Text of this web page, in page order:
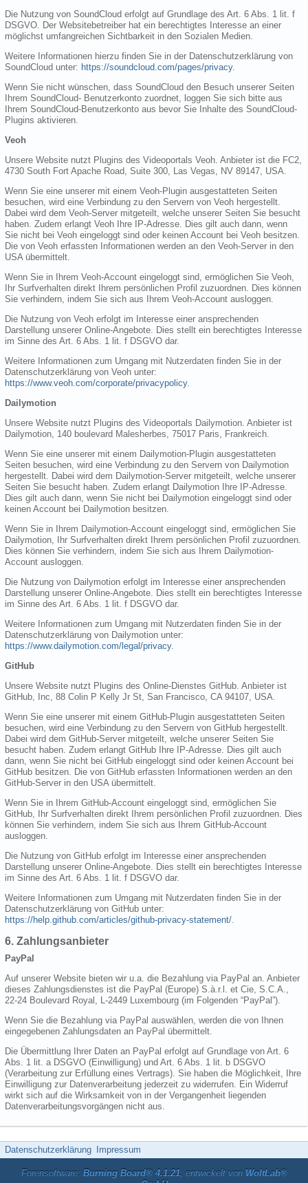
Die Nutzung von SoundCloud erfolgt auf Grundlage des Art. 6 Abs. 1 lit. f
DSGVO. Der Websitebetreiber hat ein berechtigtes Interesse an einer
möglichst umfangreichen Sichtbarkeit in den Sozialen Medien.
Weitere Informationen hierzu finden Sie in der Datenschutzerklärung von
SoundCloud unter: https://soundcloud.com/pages/privacy.
Wenn Sie nicht wünschen, dass SoundCloud den Besuch unserer Seiten
Ihrem SoundCloud- Benutzerkonto zuordnet, loggen Sie sich bitte aus
Ihrem SoundCloud-Benutzerkonto aus bevor Sie Inhalte des SoundCloud-
Plugins aktivieren.
Veoh
Unsere Website nutzt Plugins des Videoportals Veoh. Anbieter ist die FC2,
4730 South Fort Apache Road, Suite 300, Las Vegas, NV 89147, USA.
Wenn Sie eine unserer mit einem Veoh-Plugin ausgestatteten Seiten
besuchen, wird eine Verbindung zu den Servern von Veoh hergestellt.
Dabei wird dem Veoh-Server mitgeteilt, welche unserer Seiten Sie besucht
haben. Zudem erlangt Veoh Ihre IP-Adresse. Dies gilt auch dann, wenn
Sie nicht bei Veoh eingeloggt sind oder keinen Account bei Veoh besitzen.
Die von Veoh erfassten Informationen werden an den Veoh-Server in den
USA übermittelt.
Wenn Sie in Ihrem Veoh-Account eingeloggt sind, ermöglichen Sie Veoh,
Ihr Surfverhalten direkt Ihrem persönlichen Profil zuzuordnen. Dies können
Sie verhindern, indem Sie sich aus Ihrem Veoh-Account ausloggen.
Die Nutzung von Veoh erfolgt im Interesse einer ansprechenden
Darstellung unserer Online-Angebote. Dies stellt ein berechtigtes Interesse
im Sinne des Art. 6 Abs. 1 lit. f DSGVO dar.
Weitere Informationen zum Umgang mit Nutzerdaten finden Sie in der
Datenschutzerklärung von Veoh unter:
https://www.veoh.com/corporate/privacypolicy.
Dailymotion
Unsere Website nutzt Plugins des Videoportals Dailymotion. Anbieter ist
Dailymotion, 140 boulevard Malesherbes, 75017 Paris, Frankreich.
Wenn Sie eine unserer mit einem Dailymotion-Plugin ausgestatteten
Seiten besuchen, wird eine Verbindung zu den Servern von Dailymotion
hergestellt. Dabei wird dem Dailymotion-Server mitgeteilt, welche unserer
Seiten Sie besucht haben. Zudem erlangt Dailymotion Ihre IP-Adresse.
Dies gilt auch dann, wenn Sie nicht bei Dailymotion eingeloggt sind oder
keinen Account bei Dailymotion besitzen.
Wenn Sie in Ihrem Dailymotion-Account eingeloggt sind, ermöglichen Sie
Dailymotion, Ihr Surfverhalten direkt Ihrem persönlichen Profil zuzuordnen.
Dies können Sie verhindern, indem Sie sich aus Ihrem Dailymotion-
Account ausloggen.
Die Nutzung von Dailymotion erfolgt im Interesse einer ansprechenden
Darstellung unserer Online-Angebote. Dies stellt ein berechtigtes Interesse
im Sinne des Art. 6 Abs. 1 lit. f DSGVO dar.
Weitere Informationen zum Umgang mit Nutzerdaten finden Sie in der
Datenschutzerklärung von Dailymotion unter:
https://www.dailymotion.com/legal/privacy.
GitHub
Unsere Website nutzt Plugins des Online-Dienstes GitHub. Anbieter ist
GitHub, Inc, 88 Colin P Kelly Jr St, San Francisco, CA 94107, USA.
Wenn Sie eine unserer mit einem GitHub-Plugin ausgestatteten Seiten
besuchen, wird eine Verbindung zu den Servern von GitHub hergestellt.
Dabei wird dem GitHub-Server mitgeteilt, welche unserer Seiten Sie
besucht haben. Zudem erlangt GitHub Ihre IP-Adresse. Dies gilt auch
dann, wenn Sie nicht bei GitHub eingeloggt sind oder keinen Account bei
GitHub besitzen. Die von GitHub erfassten Informationen werden an den
GitHub-Server in den USA übermittelt.
Wenn Sie in Ihrem GitHub-Account eingeloggt sind, ermöglichen Sie
GitHub, Ihr Surfverhalten direkt Ihrem persönlichen Profil zuzuordnen. Dies
können Sie verhindern, indem Sie sich aus Ihrem GitHub-Account
ausloggen.
Die Nutzung von GitHub erfolgt im Interesse einer ansprechenden
Darstellung unserer Online-Angebote. Dies stellt ein berechtigtes Interesse
im Sinne des Art. 6 Abs. 1 lit. f DSGVO dar.
Weitere Informationen zum Umgang mit Nutzerdaten finden Sie in der
Datenschutzerklärung von GitHub unter:
https://help.github.com/articles/github-privacy-statement/
6. Zahlungsanbieter
PayPal
Auf unserer Website bieten wir u.a. die Bezahlung via PayPal an. Anbieter
dieses Zahlungsdienstes ist die PayPal (Europe) S.à.r.l. et Cie, S.C.A.,
22-24 Boulevard Royal, L-2449 Luxembourg (im Folgenden “PayPal”).
Wenn Sie die Bezahlung via PayPal auswählen, werden die von Ihnen
eingegebenen Zahlungsdaten an PayPal übermittelt.
Die Übermittlung Ihrer Daten an PayPal erfolgt auf Grundlage von Art. 6
Abs. 1 lit. a DSGVO (Einwilligung) und Art. 6 Abs. 1 lit. b DSGVO
(Verarbeitung zur Erfüllung eines Vertrags). Sie haben die Möglichkeit, Ihre
Einwilligung zur Datenverarbeitung jederzeit zu widerrufen. Ein Widerruf
wirkt sich auf die Wirksamkeit von in der Vergangenheit liegenden
Datenverarbeitungsvorgängen nicht aus.
Datenschutzerklärung Impressum
Forensoftware: Burning Board® 4.1.21, entwickelt von WoltLab®